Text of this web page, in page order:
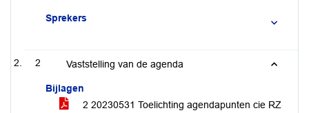
Sprekers
2 Vaststelling van de agenda
Bijlagen
2 20230531 Toelichting agendapunten cie RZ